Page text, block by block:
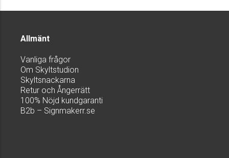
Allmänt
Vanliga frågor
Om Skyltstudion
Skyltsnackarna
Retur och Ångerrätt
100% Nöjd kundgaranti
B2b – Signmakerr.se